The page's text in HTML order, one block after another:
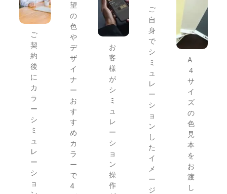
ご
契
約
後
に
カ
ラ
ー
シ
ミ
ュ
レ
ー
シ
ョ
望
の
色
や
デ
ザ
イ
ナ
ー
お
す
す
め
カ
ラ
ー
で
4
お
客
様
が
シ
ミ
ュ
レ
ー
シ
ョ
ン
操
作
ご
自
身
で
シ
ミ
ュ
レ
ー
シ
ョ
ン
し
た
イ
メ
ー
ジ
A
４
サ
イ
ズ
の
色
見
本
を
お
渡
し